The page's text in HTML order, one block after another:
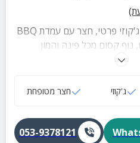
3 בקתות עץ חמימות עם ג'קוזי פרטי, חצר עם עמדת BBQ
נוף קסום מכל פינה והמון
שוכן במיקום מעולה, קרוב
ג'קוזי חצר מטופחת
053-9378121